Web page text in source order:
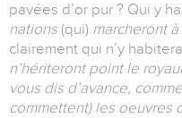
pavées d’or pur ? Qui y
nations (qui) marcheront
clairement qui n’y
n’hériteront point le
vous dis d’avance,
commettent) les oeuvres